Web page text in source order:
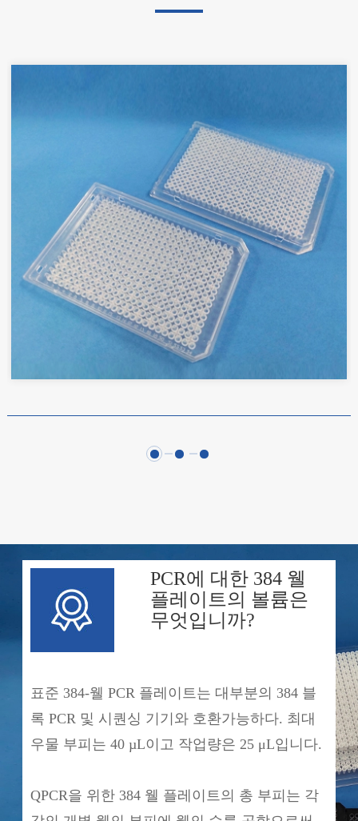
PCR에 대한 384 웰
플레이트의 볼륨은
무엇입니까?
표준 384-웰 PCR 플레이트는 대부분의 384 블
록 PCR 및 시퀀싱 기기와 호환가능하다. 최대
우물 부피는 40 µL이고 작업량은 25 μL입니다.
QPCR을 위한 384 웰 플레이트의 총 부피는 각